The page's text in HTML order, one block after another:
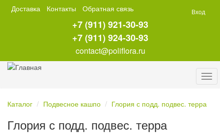
Перейти
Доставка Контакты Обратная связь
+7 (911) 921-30-93
+7 (911) 924-30-93
contact@poliflora.ru
Вход
Каталог
Подвесное кашпо Глория с подд. подвес. терра
Глория с подд. подвес. терра